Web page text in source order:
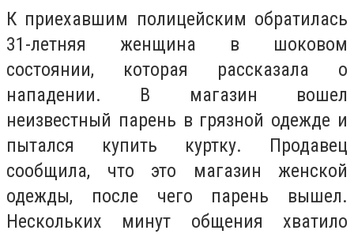
К приехавшим полицейским обратилась
31-летняя женщина в шоковом
состоянии, которая рассказала о
нападении. В магазин вошел
неизвестный парень в грязной одежде и
пытался купить куртку. Продавец
сообщила, что это магазин женской
одежды, после чего парень вышел.
Нескольких минут общения хватило